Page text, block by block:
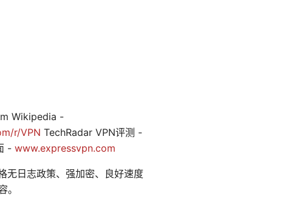
Wikipedia -
r/VPN TechRadar VPN评测 -
- www.expressvpn.com
无日志政策、强加密、良好速度